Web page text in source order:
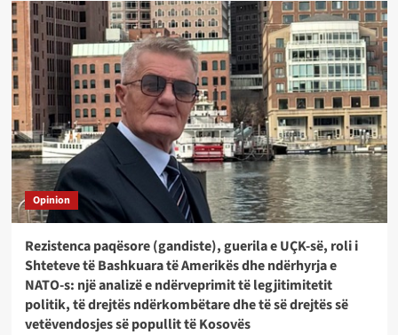
Opinion
Rezistenca paqësore (gandiste), guerila e UÇK-së, roli i
Shteteve të Bashkuara të Amerikës dhe ndërhyrja e
NATO-s: një analizë e ndërveprimit të legjitimitetit
politik, të drejtës ndërkombëtare dhe të së drejtës së
vetëvendosjes së popullit të Kosovës